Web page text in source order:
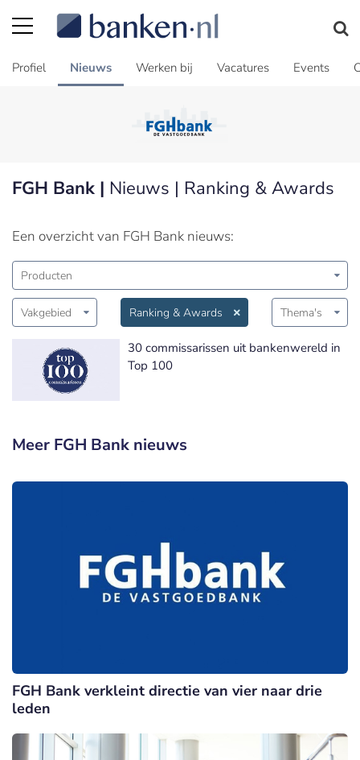
Profiel Nieuws Werken bij Vacatures Events
FGH Bank | Nieuws | Ranking & Awards
Een overzicht van FGH Bank nieuws:
Producten
Vakgebied Ranking & Awards Thema's
30 commissarissen uit bankenwereld in
Top 100
Meer FGH Bank nieuws
FGH Bank verkleint directie van vier naar drie
leden